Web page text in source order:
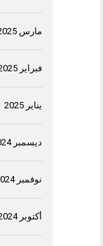
مارس 2025
فبراير 2025
يناير 2025
ديسمبر 2024
نوفمبر 2024
أكتوبر 2024